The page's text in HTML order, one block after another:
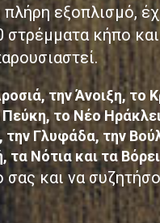
εξοπλισμό,
κήπο
την Άνοιξη, το
το Νέο
Γλυφάδα, την
τα Νότια και τα
και να